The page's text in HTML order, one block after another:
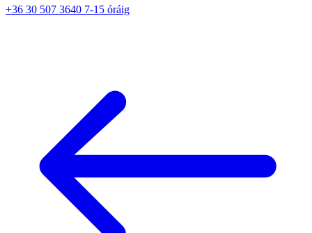
+36 30 507 3640 7-15 óráig